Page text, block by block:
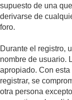
supuesto de una
derivarse de
foro.
Durante el registro,
nombre de usuario.
apropiado. Con
registrar, se
otra persona